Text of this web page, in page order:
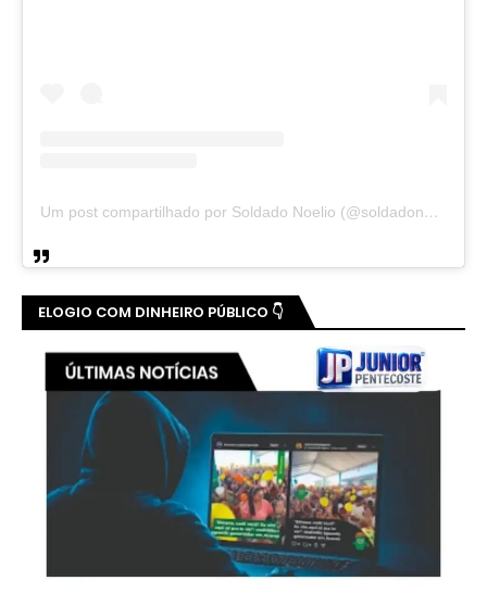
Um post compartilhado por Soldado Noelio (@soldadonoelio)
ELOGIO COM DINHEIRO PÚBLICO 👇